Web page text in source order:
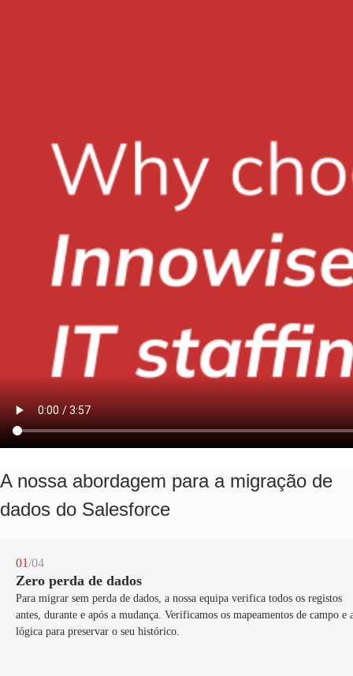
A nossa abordagem para a migração de
dados do Salesforce
01/04
Zero perda de dados
Para migrar sem perda de dados, a nossa equipa verifica todos os registos
antes, durante e após a mudança. Verificamos os mapeamentos de campo e
lógica para preservar o seu histórico.